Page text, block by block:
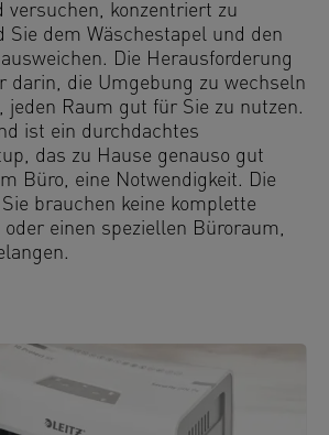
versuchen, konzentriert zu
Sie dem Wäschestapel und den
Die Herausforderung
darin, die Umgebung zu wechseln
Raum gut für Sie zu nutzen.
ist ein durchdachtes
das zu Hause genauso gut
Büro, eine Notwendigkeit. Die
brauchen keine komplette
oder einen speziellen Büroraum,